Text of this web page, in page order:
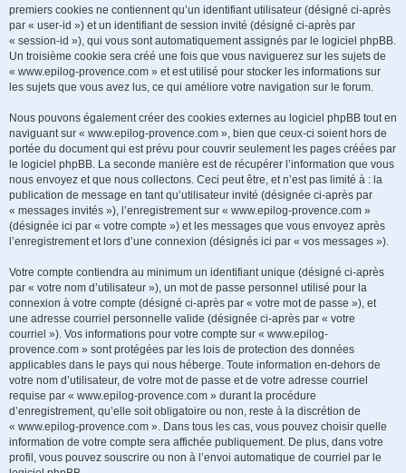
premiers cookies ne contiennent qu’un identifiant utilisateur (désigné ci-après
par « user-id ») et un identifiant de session invité (désigné ci-après par
« session-id »), qui vous sont automatiquement assignés par le logiciel phpBB.
Un troisième cookie sera créé une fois que vous naviguerez sur les sujets de
« www.epilog-provence.com » et est utilisé pour stocker les informations sur
les sujets que vous avez lus, ce qui améliore votre navigation sur le forum.
Nous pouvons également créer des cookies externes au logiciel phpBB tout en
naviguant sur « www.epilog-provence.com », bien que ceux-ci soient hors de
portée du document qui est prévu pour couvrir seulement les pages créées par
le logiciel phpBB. La seconde manière est de récupérer l’information que vous
nous envoyez et que nous collectons. Ceci peut être, et n’est pas limité à : la
publication de message en tant qu’utilisateur invité (désignée ci-après par
« messages invités »), l’enregistrement sur « www.epilog-provence.com »
(désignée ici par « votre compte ») et les messages que vous envoyez après
l’enregistrement et lors d’une connexion (désignés ici par « vos messages »).
Votre compte contiendra au minimum un identifiant unique (désigné ci-après
par « votre nom d’utilisateur »), un mot de passe personnel utilisé pour la
connexion à votre compte (désigné ci-après par « votre mot de passe »), et
une adresse courriel personnelle valide (désignée ci-après par « votre
courriel »). Vos informations pour votre compte sur « www.epilog-
provence.com » sont protégées par les lois de protection des données
applicables dans le pays qui nous héberge. Toute information en-dehors de
votre nom d’utilisateur, de votre mot de passe et de votre adresse courriel
requise par « www.epilog-provence.com » durant la procédure
d’enregistrement, qu’elle soit obligatoire ou non, reste à la discrétion de
« www.epilog-provence.com ». Dans tous les cas, vous pouvez choisir quelle
information de votre compte sera affichée publiquement. De plus, dans votre
profil, vous pouvez souscrire ou non à l’envoi automatique de courriel par le